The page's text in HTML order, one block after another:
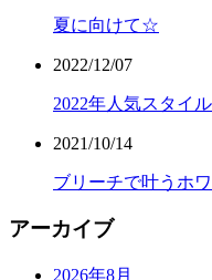
夏に向けて☆
2022/12/07
2022年人気スタイ
2021/10/14
ブリーチで叶うホ
アーカイブ
2026年8月